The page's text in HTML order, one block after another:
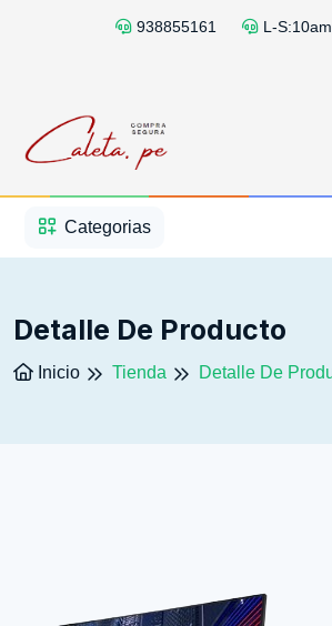
938855161 L-
Categorias
Detalle De Producto
Inicio Tienda Detalle De